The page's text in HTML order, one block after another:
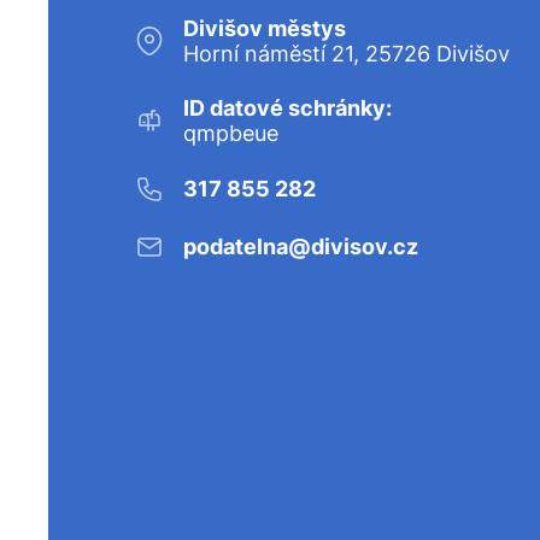
Divišov městys
Horní náměstí 21, 25726 Divišov
ID datové schránky:
qmpbeue
317 855 282
podatelna@divisov.cz